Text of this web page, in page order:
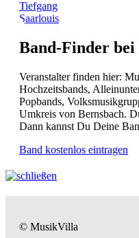
Tiefgang
Saarlouis
Band-Finder
Veranstalter finden hier:
Hochzeitsbands,
Popbands,
Umkreis von Bernsbach.
Dann kannst Du Deine
Band kostenlos eintragen
© MusikVilla